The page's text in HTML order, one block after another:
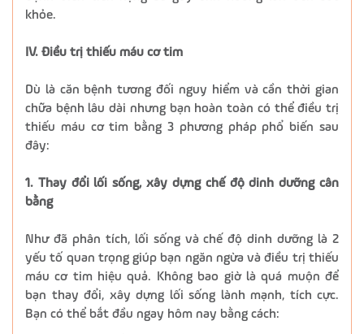
khỏe.
IV. Điều trị thiếu máu cơ tim
Dù là căn bệnh tương đối nguy hiểm và cần thời gian
chữa bệnh lâu dài nhưng bạn hoàn toàn có thể điều trị
thiếu máu cơ tim bằng 3 phương pháp phổ biến sau
đây:
1. Thay đổi lối sống, xây dựng chế độ dinh dưỡng cân
bằng
Như đã phân tích, lối sống và chế độ dinh dưỡng là 2
yếu tố quan trọng giúp bạn ngăn ngừa và điều trị thiếu
máu cơ tim hiệu quả. Không bao giờ là quá muộn để
bạn thay đổi, xây dựng lối sống lành mạnh, tích cực.
Bạn có thể bắt đầu ngay hôm nay bằng cách: